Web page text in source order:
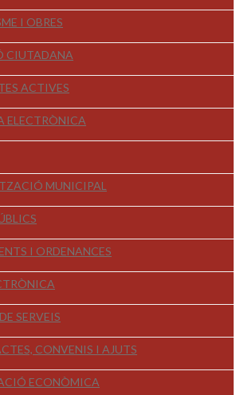
I OBRES
CIUTADANA
ACTIVES
ELECTRÒNICA
MUNICIPAL
I ORDENANCES
SERVEIS
CONVENIS I AJUTS
ECONÒMICA